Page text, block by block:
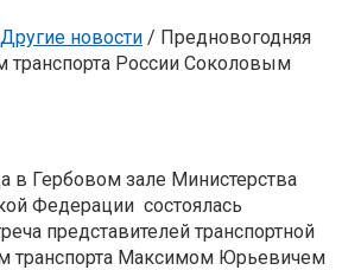
Другие новости / Предновогодняя
транспорта России Cоколовым
в Гербовом зале Министерства
Федерации состоялась
представителей транспортной
транспорта Максимом Юрьевичем